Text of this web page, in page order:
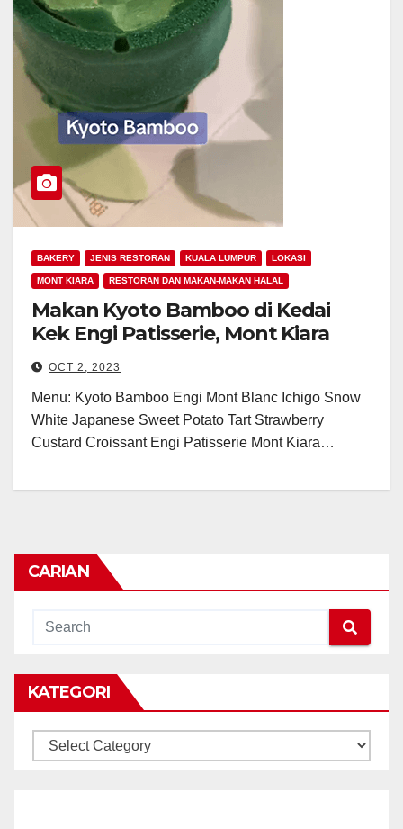
BAKERY JENIS RESTORAN KUALA LUMPUR LOKASI
MONT KIARA RESTORAN DAN MAKAN-MAKAN HALAL
Makan Kyoto Bamboo di Kedai
Kek Engi Patisserie, Mont Kiara
OCT 2, 2023
Menu: Kyoto Bamboo Engi Mont Blanc Ichigo Snow
White Japanese Sweet Potato Tart Strawberry
Custard Croissant Engi Patisserie Mont Kiara…
CARIAN
KATEGORI
KATEGORI